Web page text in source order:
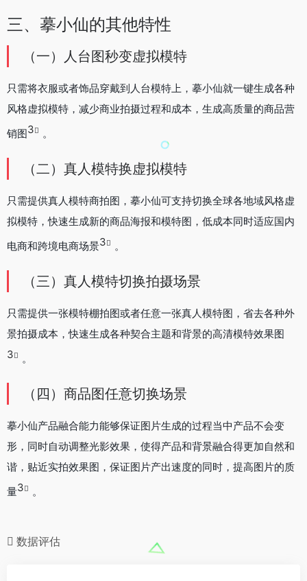
三、摹小仙的其他特性
（一）人台图秒变虚拟模特
只需将衣服或者饰品穿戴到人台模特上，摹小仙就一键生成各种
风格虚拟模特，减少商业拍摄过程和成本，生成高质量的商品营
销图3 。
（二）真人模特换虚拟模特
只需提供真人模特商拍图，摹小仙可支持切换全球各地域风格虚
拟模特，快速生成新的商品海报和模特图，低成本同时适应国内
电商和跨境电商场景3 。
（三）真人模特切换拍摄场景
只需提供一张模特棚拍图或者任意一张真人模特图，省去各种外
景拍摄成本，快速生成各种契合主题和背景的高清模特效果图
3
。
（四）商品图任意切换场景
摹小仙产品融合能力能够保证图片生成的过程当中产品不会变
形，同时自动调整光影效果，使得产品和背景融合得更加自然和
谐，贴近实拍效果图，保证图片产出速度的同时，提高图片的质
量3 。
数据评估